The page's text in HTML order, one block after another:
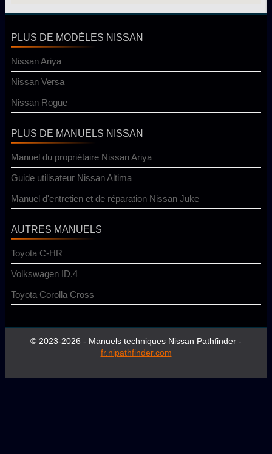
PLUS DE MODÈLES NISSAN
Nissan Ariya
Nissan Versa
Nissan Rogue
PLUS DE MANUELS NISSAN
Manuel du propriétaire Nissan Ariya
Guide utilisateur Nissan Altima
Manuel d'entretien et de réparation Nissan Juke
AUTRES MANUELS
Toyota C-HR
Volkswagen ID.4
Toyota Corolla Cross
© 2023-2026 - Manuels techniques Nissan Pathfinder -
fr.nipathfinder.com